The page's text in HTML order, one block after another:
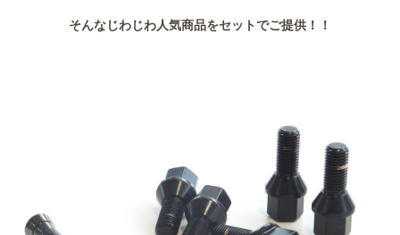
そんなじわじわ人気商品をセットでご提供！！